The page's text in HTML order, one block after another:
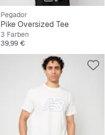
Pegador
Pike Oversized Tee
3 Farben
Preis
39,99 €